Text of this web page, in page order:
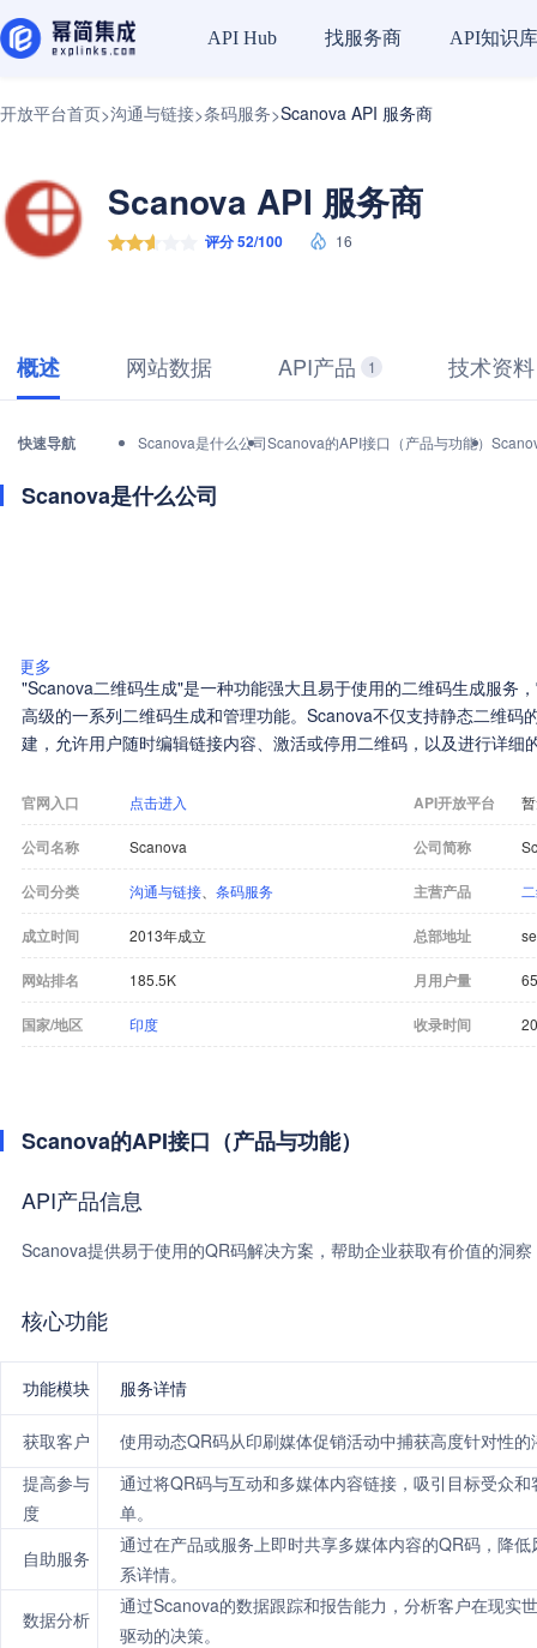
API Hub 找服务商 API知识库
开放平台首页>沟通与链接>条码服务>Scanova API 服务商
Scanova API 服务商
评分 52/100 16
概述 网站数据 API产品 1 技术资料
快速导航 Scanova是什么公司Scanova的API接口（产品与功能）
Scanova是什么公司
更多
"Scanova二维码生成"是一种功能强大且易于使用的二维码生成服务
高级的一系列二维码生成和管理功能。Scanova不仅支持静态二维码
建，允许用户随时编辑链接内容、激活或停用二维码，以及进行详细
官网入口 点击进入 API开放平台
公司名称 Scanova 公司简称
公司分类 沟通与链接 条码服务 主营产品
成立时间 2013年成立 总部地址
网站排名 185.5K 月用户量
国家/地区 印度 收录时间
Scanova的API接口（产品与功能）
API产品信息
Scanova提供易于使用的QR码解决方案，帮助企业获取有价值的洞
核心功能
功能模块 服务详情
获取客户
使用动态QR码从印刷媒体促销活动中捕获高度针对性
提高参与
度
通过将QR码与互动和多媒体内容链接，吸引目标受众
单。
自助服务
通过在产品或服务上即时共享多媒体内容的QR码，降
系详情。
数据分析
通过Scanova的数据跟踪和报告能力，分析客户在现实
驱动的决策。